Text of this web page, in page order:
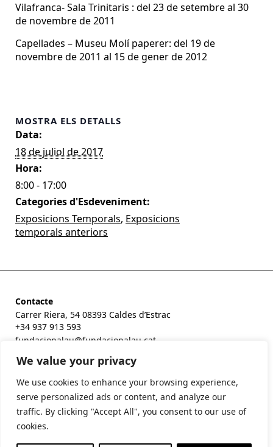
We value your privacy
We use cookies to enhance your browsing experience,
serve personalized ads or content, and analyze our
traffic. By clicking "Accept All", you consent to our use of
cookies.
Vilafranca- Sala Trinitaris : del 23 de setembre al 30
de novembre de 2011
Capellades – Museu Molí paperer: del 19 de
novembre de 2011 al 15 de gener de 2012
MOSTRA ELS DETALLS
Data:
18 de juliol de 2017
Hora:
8:00 - 17:00
Categories d'Esdeveniment:
Exposicions Temporals, Exposicions
temporals anteriors
Contacte
Carrer Riera, 54 08393 Caldes d’Estrac
+34 937 913 593
fundaciopalau@fundaciopalau.cat